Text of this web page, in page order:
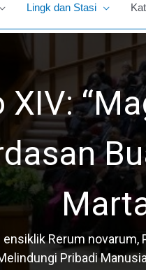
Lingk dan Stasi
XIV:
Rerum
Pribadi